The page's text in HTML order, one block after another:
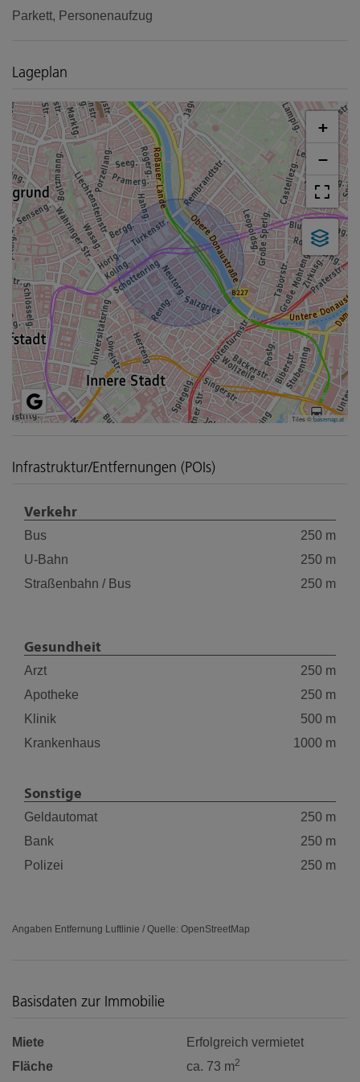
Parkett Personenaufzug
Lageplan
+
−
Tiles ©basemap.at
Infrastruktur/Entfernungen (POIs)
Verkehr
Bus
250 m
U-Bahn
250 m
Straßenbahn / Bus
250 m
Gesundheit
Arzt
250 m
Apotheke
250 m
Klinik
500 m
Krankenhaus
1000 m
Sonstige
Geldautomat
250 m
Bank
250 m
Polizei
250 m
Angaben Entfernung Luftlinie / Quelle: OpenStreetMap
Basisdaten zur Immobilie
Miete
Erfolgreich vermietet
Fläche
ca. 73 m2